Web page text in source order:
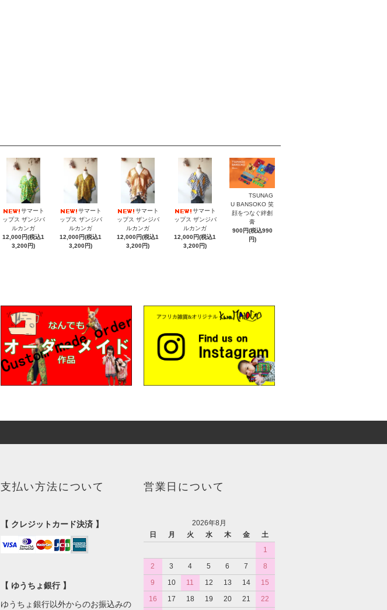
サマート
ップス ザンジバ
ルカンガ
12,000円(税込1
3,200円)
サマート
ップス ザンジバ
ルカンガ
12,000円(税込1
3,200円)
サマート
ップス ザンジバ
ルカンガ
12,000円(税込1
3,200円)
サマート
ップス ザンジバ
ルカンガ
12,000円(税込1
3,200円)
TSUNAG
U BANSOKO 笑
顔をつなぐ絆創
膏
900円(税込990
円)
支払い方法について
【 クレジットカード決済 】
【 ゆうちょ銀行 】
ゆうちょ銀行以外からのお振込みの
営業日について
2026年8月
日
月 火 水 木 金
土
1
2
3 4 5 6 7
8
9
10 11 12 13 14
15
16
17 18 19 20 21 22